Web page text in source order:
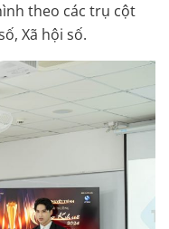
theo các trụ cột
Xã hội số.